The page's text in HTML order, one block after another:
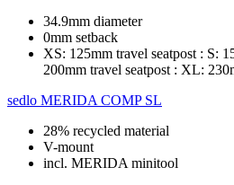
34.9mm diameter
0mm setback
XS: 125mm travel seatpost : S:
200mm travel seatpost : XL:
sedlo MERIDA COMP SL
28% recycled material
V-mount
incl. MERIDA minitool